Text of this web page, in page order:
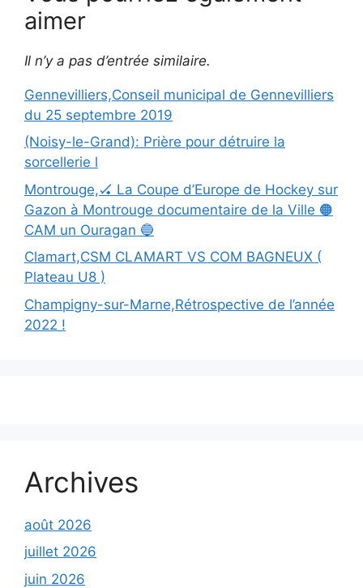
aimer
Il n’y a pas d’entrée similaire.
Gennevilliers,Conseil municipal de Gennevilliers
du 25 septembre 2019
(Noisy-le-Grand): Prière pour détruire la
sorcellerie l
Montrouge,🏑 La Coupe d’Europe de Hockey sur
Gazon à Montrouge documentaire de la Ville 🟠
CAM un Ouragan 🔵
Clamart,CSM CLAMART VS COM BAGNEUX (
Plateau U8 )
Champigny-sur-Marne,Rétrospective de l’année
2022 !
Archives
août 2026
juillet 2026
juin 2026